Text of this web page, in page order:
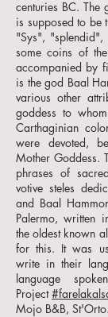
centuries BC. The
is supposed to be
"Sys",
some coins of
accompanied by
is the god Baal
various other
goddess to
Carthaginian
were devoted,
Mother Goddess.
phrases of
votive steles
and Baal
Palermo, written
the oldest known
for this. It was
write in their
language
Project
Mojo B&B, St'Orto.